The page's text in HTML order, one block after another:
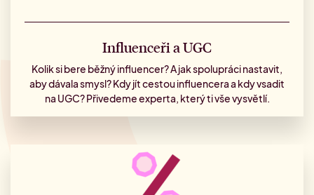
Influenceři a UGC
Kolik si bere běžný influencer? A jak spolupráci nastavit,
aby dávala smysl? Kdy jít cestou influencera a kdy vsadit
na UGC? Přivedeme experta, který ti vše vysvětlí.